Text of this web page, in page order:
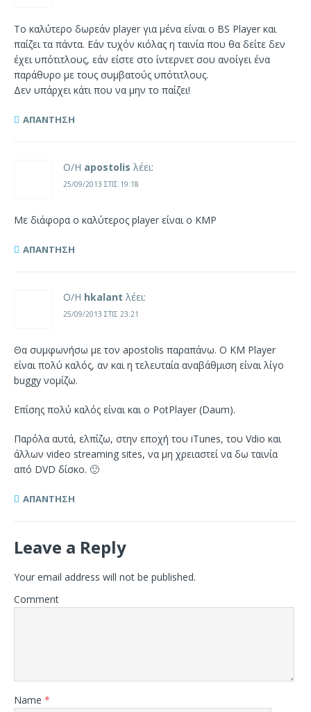
Το καλύτερο δωρεάν player για μένα είναι ο BS Player και
παίζει τα πάντα. Εάν τυχόν κιόλας η ταινία που θα δείτε δεν
έχει υπότιτλους, εάν είστε στο ίντερνετ σου ανοίγει ένα
παράθυρο με τους συμβατούς υπότιτλους.
Δεν υπάρχει κάτι που να μην το παίζει!
ΑΠΆΝΤΗΣΗ
Ο/Η apostolis λέει:
25/09/2013 ΣΤΙΣ 19:18
Με διάφορα ο καλύτερος player είναι ο KMP
ΑΠΆΝΤΗΣΗ
Ο/Η hkalant λέει:
25/09/2013 ΣΤΙΣ 23:21
Θα συμφωνήσω με τον apostolis παραπάνω. Ο ΚΜ Player
είναι πολύ καλός, αν και η τελευταία αναβάθμιση είναι λίγο
buggy νομίζω.
Επίσης πολύ καλός είναι και ο PotPlayer (Daum).
Παρόλα αυτά, ελπίζω, στην εποχή του iTunes, του Vdio και
άλλων video streaming sites, να μη χρειαστεί να δω ταινία
από DVD δίσκο. 🙂
ΑΠΆΝΤΗΣΗ
Leave a Reply
Your email address will not be published.
Comment
Name *